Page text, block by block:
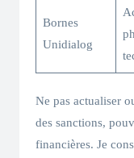
Bornes
Unidialog
Ne pas actualiser
des sanctions,
financières. Je